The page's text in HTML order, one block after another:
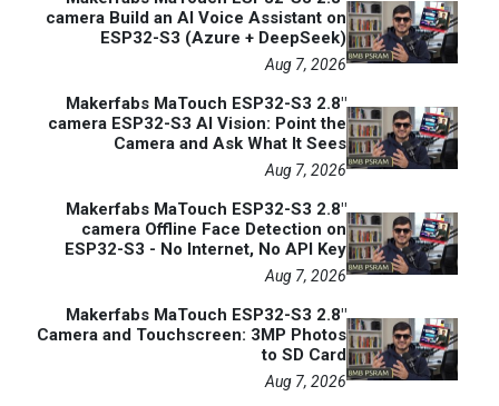
camera Build an AI Voice Assistant on
ESP32-S3 (Azure + DeepSeek)
Aug 7, 2026
Makerfabs MaTouch ESP32-S3 2.8"
camera ESP32-S3 AI Vision: Point the
Camera and Ask What It Sees
Aug 7, 2026
Makerfabs MaTouch ESP32-S3 2.8"
camera Offline Face Detection on
ESP32-S3 - No Internet, No API Key
Aug 7, 2026
Makerfabs MaTouch ESP32-S3 2.8"
Camera and Touchscreen: 3MP Photos
to SD Card
Aug 7, 2026